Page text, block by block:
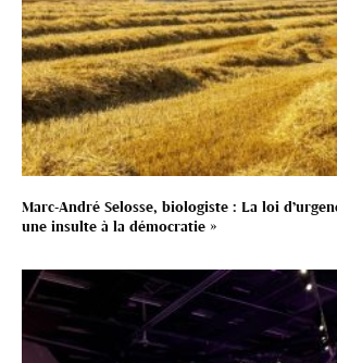
Marc-André Selosse, biologiste : La loi
une insulte à la démocratie »